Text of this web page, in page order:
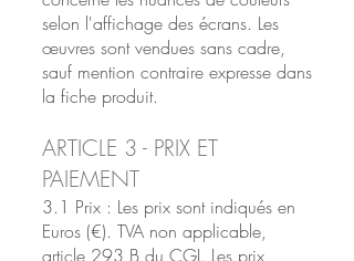
selon l'affichage des écrans. Les
œuvres sont vendues sans cadre,
sauf mention contraire expresse dans
la fiche produit.
ARTICLE 3 - PRIX ET
PAIEMENT
3.1 Prix : Les prix sont indiqués en
Euros (€). TVA non applicable,
article 293 B du CGI. Les prix